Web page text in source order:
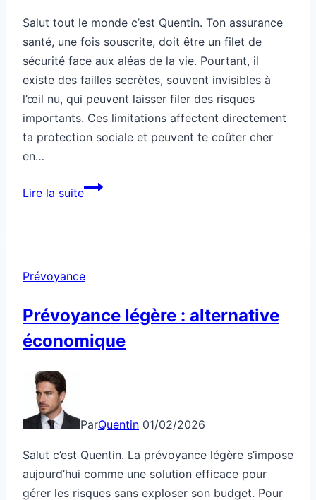
Salut tout le monde c’est Quentin. Ton assurance
santé, une fois souscrite, doit être un filet de
sécurité face aux aléas de la vie. Pourtant, il
existe des failles secrètes, souvent invisibles à
l’œil nu, qui peuvent laisser filer des risques
importants. Ces limitations affectent directement
ta protection sociale et peuvent te coûter cher
en…
Lire la suiteTon
failles
Prévoyance
Prévoyance légère : alternative
économique
ParQuentin 01/02/2026
Salut c’est Quentin. La prévoyance légère s’impose
aujourd’hui comme une solution efficace pour
gérer les risques sans exploser son budget. Pour